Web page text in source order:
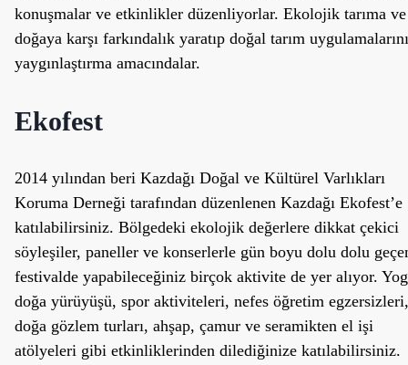
konuşmalar ve etkinlikler düzenliyorlar. Ekolojik tarıma ve
doğaya karşı farkındalık yaratıp doğal tarım uygulamalarını
yaygınlaştırma amacındalar.
Ekofest
2014 yılından beri Kazdağı Doğal ve Kültürel Varlıkları
Koruma Derneği tarafından düzenlenen Kazdağı Ekofest’e
katılabilirsiniz. Bölgedeki ekolojik değerlere dikkat çekici
söyleşiler, paneller ve konserlerle gün boyu dolu dolu
festivalde yapabileceğiniz birçok aktivite de yer alıyor.
doğa yürüyüşü, spor aktiviteleri, nefes öğretim egzersizleri,
doğa gözlem turları, ahşap, çamur ve seramikten el işi
atölyeleri gibi etkinliklerinden dilediğinize katılabilirsiniz.